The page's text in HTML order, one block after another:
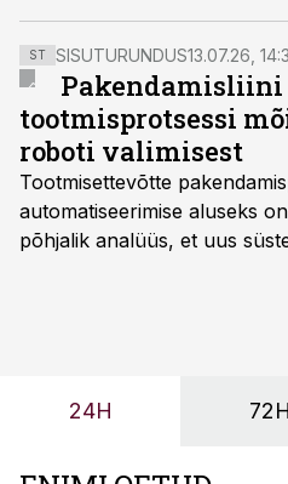
põleb, ei saa rahulduda vaid
tunnustatud tippteaduse
Tallinna Tehnikaülikooli
Erik Puura.
ST SISUTURUNDUS13.07.26,
Pakendamisliini
tootmisprotsessi
roboti valimisest
Tootmisettevõtte
automatiseerimise aluseks
põhjalik analüüs, et uus
OÜ tegevjuht Sander
24H 72H